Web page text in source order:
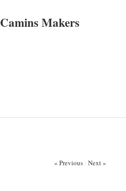
Camins Makers
« Previous/ Next »